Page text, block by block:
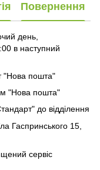
Повернення
день,
в наступний
"Нова пошта"
"Нова пошта"
до відділення
Гаспринського 15,
сервіс